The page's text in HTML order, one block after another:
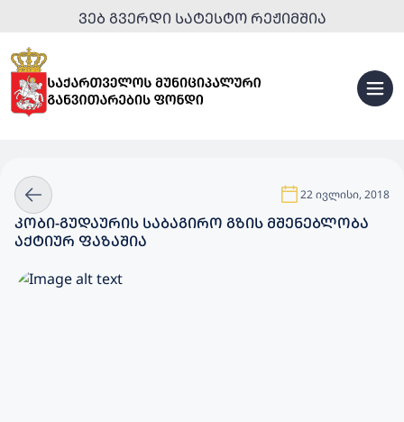
ᲕᲔᲑ ᲒᲕᲔᲠᲓᲘ ᲡᲐᲢᲔᲡᲢᲝ ᲠᲔᲟᲘᲛᲨᲘᲐ
22 ივლისი, 2018
ᲙᲝᲑᲘ-ᲒᲣᲓᲐᲣᲠᲘᲡ ᲡᲐᲑᲐᲒᲘᲠᲝ ᲒᲖᲘᲡ ᲛᲨᲔᲜᲔᲑᲚᲝᲑᲐ
ᲐᲥᲢᲘᲣᲠ ᲤᲐᲖᲐᲨᲘᲐ